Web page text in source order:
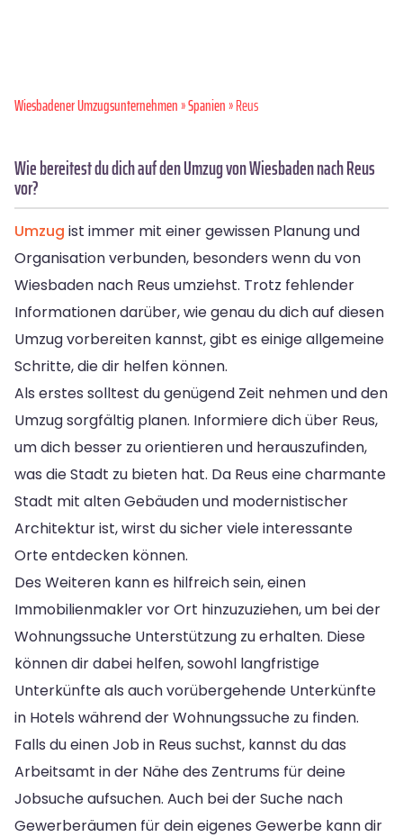
Wiesbadener Umzugsunternehmen»Spanien» Reus
Wie bereitest du dich auf den Umzug von Wiesbaden nach Reus
vor?
Umzug ist immer mit einer gewissen Planung und
Organisation verbunden, besonders wenn du von
Wiesbaden nach Reus umziehst. Trotz fehlender
Informationen darüber, wie genau du dich auf diesen
Umzug vorbereiten kannst, gibt es einige allgemeine
Schritte, die dir helfen können.
Als erstes solltest du genügend Zeit nehmen und den
Umzug sorgfältig planen. Informiere dich über Reus,
um dich besser zu orientieren und herauszufinden,
was die Stadt zu bieten hat. Da Reus eine charmante
Stadt mit alten Gebäuden und modernistischer
Architektur ist, wirst du sicher viele interessante
Orte entdecken können.
Des Weiteren kann es hilfreich sein, einen
Immobilienmakler vor Ort hinzuzuziehen, um bei der
Wohnungssuche Unterstützung zu erhalten. Diese
können dir dabei helfen, sowohl langfristige
Unterkünfte als auch vorübergehende Unterkünfte
in Hotels während der Wohnungssuche zu finden.
Falls du einen Job in Reus suchst, kannst du das
Arbeitsamt in der Nähe des Zentrums für deine
Jobsuche aufsuchen. Auch bei der Suche nach
Gewerberäumen für dein eigenes Gewerbe kann dir